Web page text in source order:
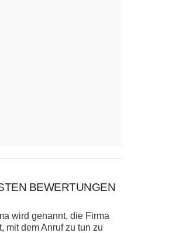
BEWERTUNGEN
mit dem Anruf zu tun zu